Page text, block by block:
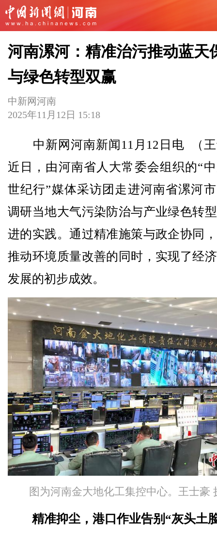
河南漯河：精准治污推动蓝天
与绿色转型双赢
中新网河南
2025年11月12日 15:18
中新网河南新闻11月12日电 （王
近日，由河南省人大常委会组织的“
世纪行”媒体采访团走进河南省漯河
调研当地大气污染防治与产业绿色转
进的实践。通过精准施策与政企协同
推动环境质量改善的同时，实现了经
发展的初步成效。
图为河南金大地化工集控中心。王士豪
精准抑尘，港口作业告别“灰头土